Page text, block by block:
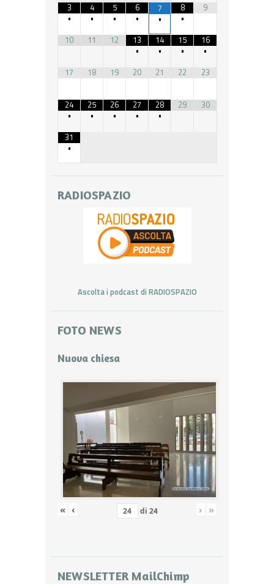
3
•
4
•
5
•
6
•
7
•
8
•
9
10 11 12
13
•
14
•
15
•
16
•
17
18 19 20 21 22 23
24
•
25
•
26
•
27
•
28
•
29 30
31
•
RADIOSPAZIO
Ascolta i podcast di RADIOSPAZIO
FOTO NEWS
Nuova chiesa
« ‹ di 24 › »
NEWSLETTER MailChimp